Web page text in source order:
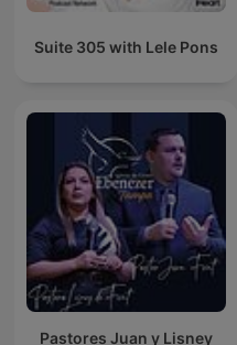
Suite 305 with Lele Pons
Pastores Juan y Lisney